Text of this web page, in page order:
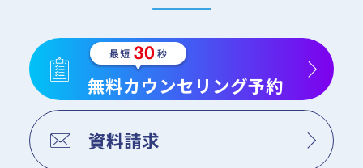
無料カウンセリング予約
資料請求